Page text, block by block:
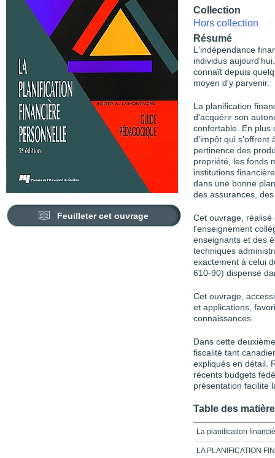
Feuilleter cet ouvrage
Collection
Hors collection
Résumé
L'indépendance
individus
connaît depuis
moyen d'y parvenir.
La planification
d'acquérir son
confortable. En plus
d'impôt qui s'offrent
pertinence des
propriété, les fonds
institutions
dans une bonne
des assurances,
Cet ouvrage,
l'enseignement
enseignants et des
techniques
exactement à celui
610-90) dispensé
Cet ouvrage,
et applications,
connaissances.
Dans cette
fiscalité tant
expliqués en détail.
récents budgets
présentation facilite
Table des
La planification
LA PLANIFICATION